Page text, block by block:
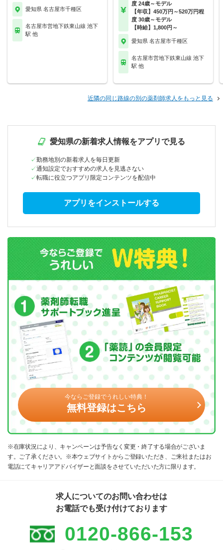
愛知県 名古屋市千種区
名古屋市営地下鉄東山線 池下
駅 他
度 24歳～モデル
【年収】450万円～520万円程
度 30歳～モデル
【時給】1,800円～
愛知県 名古屋市千種区
名古屋市営地下鉄東山線 池下
駅 他
近隣の同じ路線の別の薬剤師求人をもっと見る
愛知県の新着求人情報をアプリで見る
勤務地別の新着求人を毎日更新
通知設定でおすすめの求人を見逃さない
転職に役立つアプリ限定コンテンツを配信中
アプリをインストールする
今ならご登録でうれしい特典！
無料登録はこちら
※在庫状況により、キャンペーンは予告なく変更・終了する場合がございま
す。ご了承ください。※本ウェブサイトからご登録いただき、ご来社またはお
電話にてキャリアアドバイザーと面談をさせていただいた方に限ります。
求人についてのお問い合わせは
お電話でも受け付けております
0120-866-153